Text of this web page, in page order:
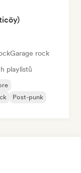
Garage rock
playlistů
Post-punk